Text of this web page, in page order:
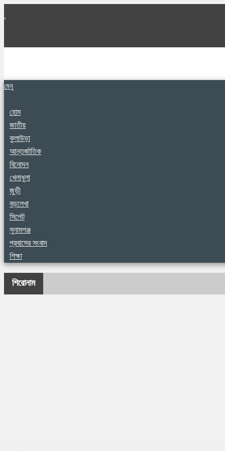
,
মেনু
হোম
জাতীয়
কুলাউড়া
আন্তর্জাতিক
বিনোদন
খেলাধুলা
জুড়ী
বড়লেখা
সিলেট
সুনামগঞ্জ
প্রবাসের সংবাদ
শিক্ষা
শিরোনাম